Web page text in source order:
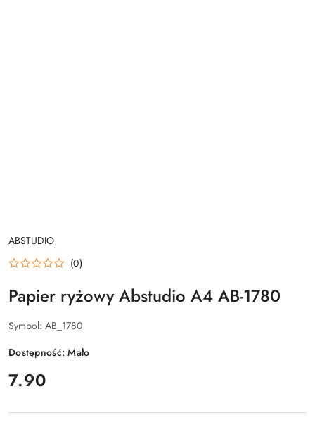
NAZWA
PRODUCENTA:
ABSTUDIO
(0)
Papier ryżowy Abstudio A4 AB-1780
Symbol: AB_1780
Dostępność:Mało
cena:
7.90